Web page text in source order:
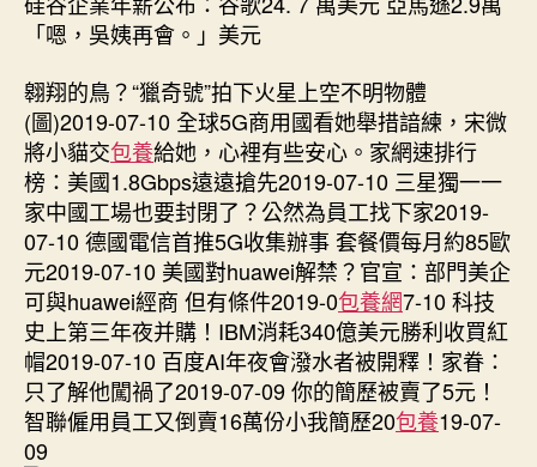
「嗯，吳姨再會。」美元
翱翔的鳥？“獵奇號”拍下火星上空不明物體
(圖)2019-07-10 全球5G商用國看她舉措諳練，宋微
將小貓交包養給她，心裡有些安心。家網速排行
榜：美國1.8Gbps遠遠搶先2019-07-10 三星獨一一
家中國工場也要封閉了？公然為員工找下家2019-
07-10 德國電信首推5G收集辦事 套餐價每月約85歐
元2019-07-10 美國對huawei解禁？官宣：部門美企
可與huawei經商 但有條件2019-0包養網7-10 科技
史上第三年夜并購！IBM消耗340億美元勝利收買紅
帽2019-07-10 百度AI年夜會潑水者被開釋！家眷：
只了解他闖禍了2019-07-09 你的簡歷被賣了5元！
智聯僱用員工又倒賣16萬份小我簡歷20包養19-07-
09